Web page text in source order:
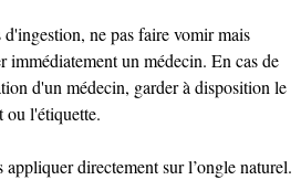
d'ingestion, ne pas faire vomir mais
immédiatement un médecin. En cas de
d'un médecin, garder à disposition le
ou l'étiquette.
appliquer directement sur l’ongle naturel.